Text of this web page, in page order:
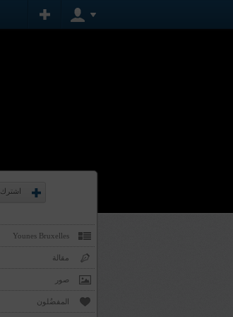
اشترك
Younes Bruxelles
مقالة
صور
المفضُلون